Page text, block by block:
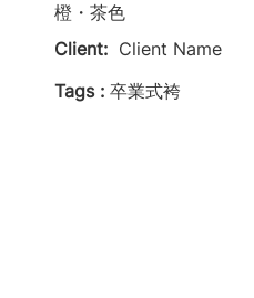
橙・茶色
Client: Client Name
Tags : 卒業式袴